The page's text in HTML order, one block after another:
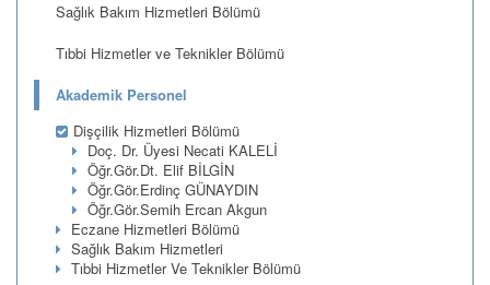
Sağlık Bakım Hizmetleri Bölümü
Tıbbi Hizmetler ve Teknikler Bölümü
Akademik Personel
Dişçilik Hizmetleri Bölümü
Doç. Dr. Üyesi Necati KALELİ
Öğr.Gör.Dt. Elif BİLGİN
Öğr.Gör.Erdinç GÜNAYDIN
Öğr.Gör.Semih Ercan Akgun
Eczane Hizmetleri Bölümü
Sağlık Bakım Hizmetleri
Tıbbi Hizmetler Ve Teknikler Bölümü